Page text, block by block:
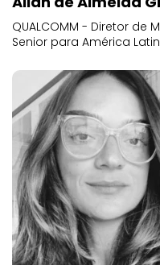
QUALCOMM - Diretor de
Senior para América